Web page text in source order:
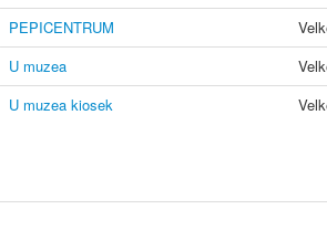
PEPICENTRUM
U muzea
U muzea kiosek